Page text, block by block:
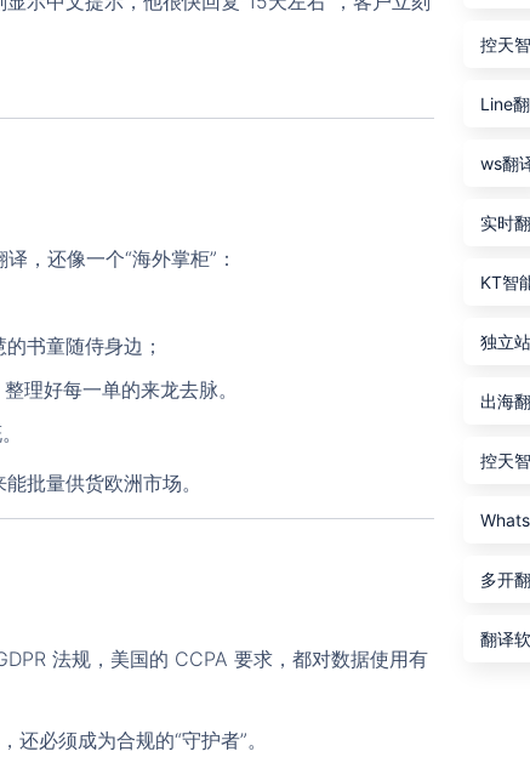
，还像一个“海外掌柜”：
书童随侍身边；
理好每一单的来龙去脉。
批量供货欧洲市场。
法规，美国的 CCPA 要求，都对数据使用有
还必须成为合规的“守护者”。
控天
Line
ws翻
实时
KT智
独立
出海
控天
多开
翻译
用 KT智能拓客翻译（控天智能拓
! 官网
方最新尝鲜版安装包版本号为 3.5.1（大小：115M）；
！切记，切记，切记！！！